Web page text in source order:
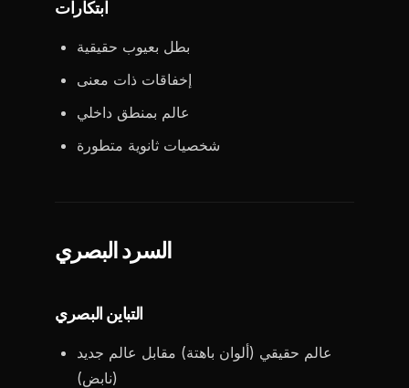
ابتكارات
بطل بعيوب حقيقية
إخفاقات ذات معنى
عالم بمنطق داخلي
شخصيات ثانوية متطورة
السرد البصري
التباين البصري
عالم حقيقي (ألوان باهتة) مقابل عالم جديد
(نابض)